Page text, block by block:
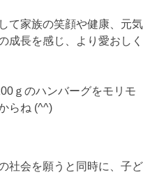
て家族の笑顔や健康、元気
成長を感じ、より愛おしく
ｇのハンバーグをモリモ
らね (^^)
社会を願うと同時に、子ど